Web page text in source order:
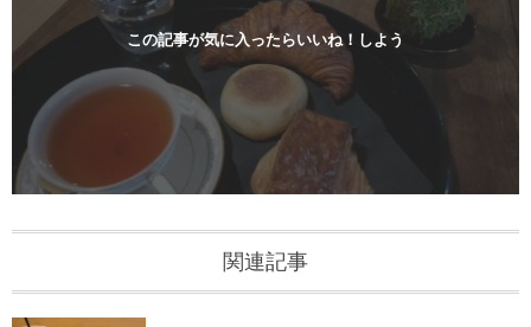
この記事が気に入ったらいいね！しよう
関連記事